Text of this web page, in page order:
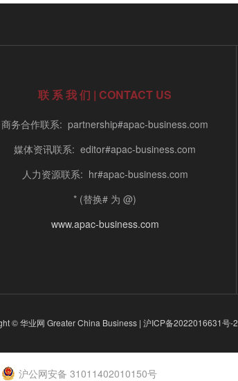
联 系 我 们 | CONTACT US
商务合作联系: partnership#apac-business.com
媒体资讯联系: editor#apac-business.com
人力资源联系: hr#apac-business.com
* (替换# 为 @)
www.apac-business.com
© 华业网 Greater China Business | 沪ICP备2022016631号-2
沪公网安备 31011402010150号